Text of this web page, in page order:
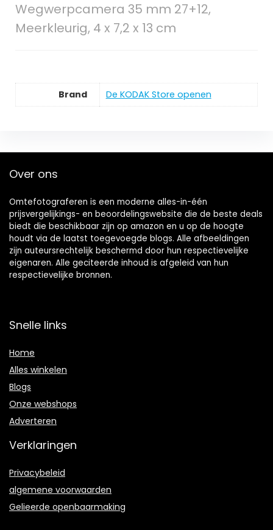
Wegwerpcamera 35 mm 27+12,
Meerkleurig, 4 x 7,2 x 13 cm
Brand De KODAK Store openen
Over ons
Omtefotograferen is een moderne alles-in-één
prijsvergelijkings- en beoordelingswebsite die de beste deals
biedt die beschikbaar zijn op amazon en u op de hoogte
houdt via de laatst toegevoegde blogs. Alle afbeeldingen
zijn auteursrechtelijk beschermd door hun respectievelijke
eigenaren. Alle geciteerde inhoud is afgeleid van hun
respectievelijke bronnen.
Snelle links
Home
Alles winkelen
Blogs
Onze webshops
Adverteren
Verklaringen
Privacybeleid
algemene voorwaarden
Gelieerde openbaarmaking